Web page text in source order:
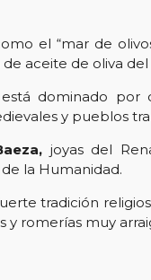
el “mar de
aceite de oliva
dominado por
y pueblos
joyas del
la Humanidad.
tradición
y romerías muy